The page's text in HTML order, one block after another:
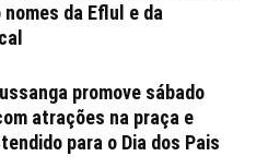
da Eflul e da
promove sábado
atrações na praça e
para o Dia dos Pais